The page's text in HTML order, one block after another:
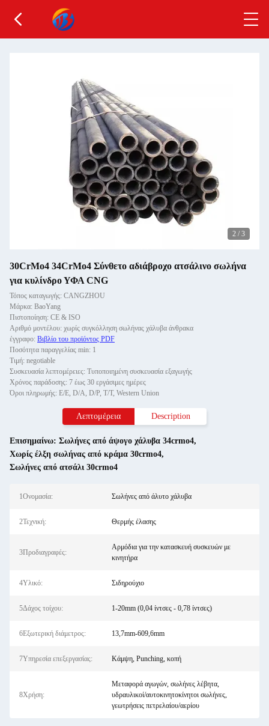
2 / 3
30CrMo4 34CrMo4 Σύνθετο αδιάβροχο ατσάλινο σωλήνα
για κυλίνδρο ΥΦΑ CNG
Τόπος καταγωγής: CANGZHOU
Μάρκα: BaoYang
Πιστοποίηση: CE & ISO
Αριθμό μοντέλου: χωρίς συγκόλληση σωλήνας χάλυβα άνθρακα
έγγραφο: Βιβλίο του προϊόντος PDF
Ποσότητα παραγγελίας min: 1
Τιμή: negotiable
Συσκευασία λεπτομέρειες: Τυποποιημένη συσκευασία εξαγωγής
Χρόνος παράδοσης: 7 έως 30 εργάσιμες ημέρες
Όροι πληρωμής: Ε/Ε, D/A, D/P, T/T, Western Union
Λεπτομέρεια Description
Επισημαίνω: Σωλήνες από άψογο χάλυβα 34crmo4,
Χωρίς έλξη σωλήνας από κράμα 30crmo4,
Σωλήνες από ατσάλι 30crmo4
1Ονομασία: Σωλήνες από άλυτο χάλυβα
2Τεχνική: Θερμής έλασης
3Προδιαγραφές:
Αρμόδια για την κατασκευή συσκευών με
κινητήρα
4Υλικό: Σιδηρούχιο
5Δάχος τοίχου: 1-20mm (0,04 ίντσες - 0,78 ίντσες)
6Εξωτερική διάμετρος: 13,7mm-609,6mm
7Υπηρεσία επεξεργασίας: Κάμψη, Punching, κοπή
8Χρήση:
Μεταφορά αγωγών, σωλήνες λέβητα,
υδραυλικοί/αυτοκινητοκίνητοι σωλήνες,
γεωτρήσεις πετρελαίου/αερίου